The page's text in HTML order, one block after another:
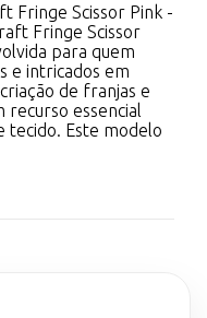
Fringe Scissor Pink -
Fringe Scissor
para quem
e intricados em
de franjas e
recurso essencial
tecido. Este modelo